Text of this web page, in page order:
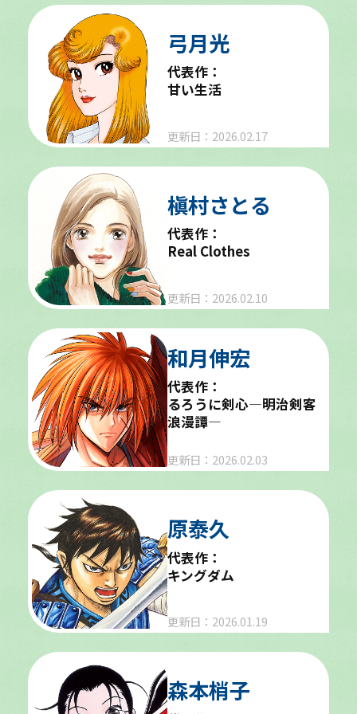
弓月光
代表作：
甘い生活
更新日：2026.02.17
槇村さとる
代表作：
Real Clothes
更新日：2026.02.10
和月伸宏
代表作：
るろうに剣心―明治剣客
浪漫譚―
更新日：2026.02.03
原泰久
代表作：
キングダム
更新日：2026.01.19
森本梢子